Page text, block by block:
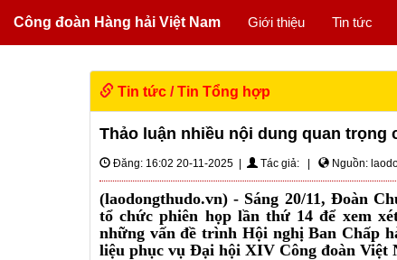
Công đoàn Hàng hải Việt Nam Giới thiệu Tin tức
Tin tức /Tin Tổng hợp
Thảo luận nhiều nội dung quan trọng
Đăng: 16:02 20-11-2025 | Tác giả: | Nguồn:
(laodongthudo.vn) - Sáng 20/11, Đoàn
tổ chức phiên họp lần thứ 14 để xem
những vấn đề trình Hội nghị Ban Chấp
liệu phục vụ Đại hội XIV Công đoàn Việt